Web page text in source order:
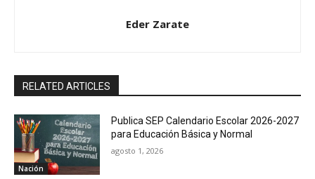
Eder Zarate
RELATED ARTICLES
Nación
Publica SEP Calendario Escolar 2026-2027
para Educación Básica y Normal
agosto 1, 2026